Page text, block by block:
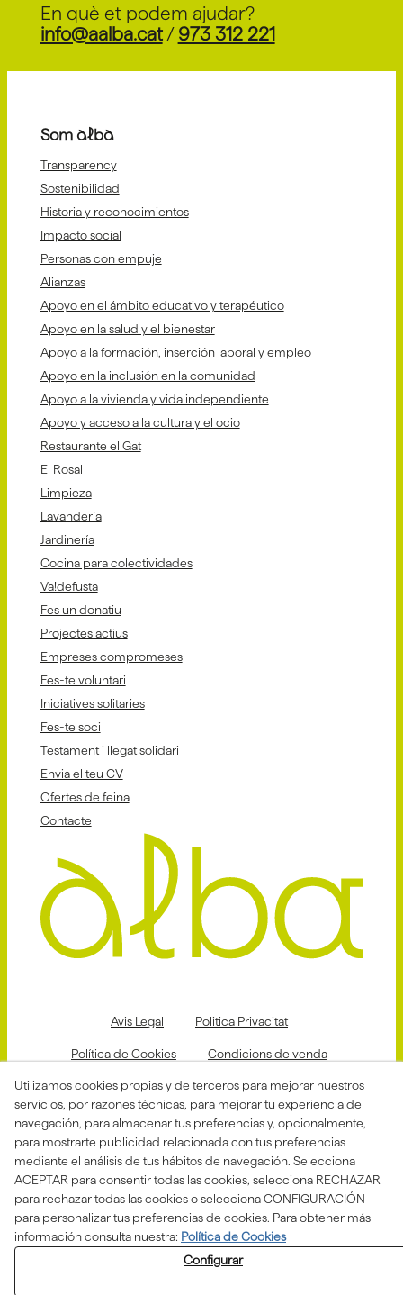
En què et podem ajudar?
info@aalba.cat/ 973 312 221
Som alba
Transparency
Sostenibilidad
Historia y reconocimientos
Impacto social
Personas con empuje
Alianzas
Apoyo en el ámbito educativo y terapéutico
Apoyo en la salud y el bienestar
Apoyo a la formación, inserción laboral y empleo
Apoyo en la inclusión en la comunidad
Apoyo a la vivienda y vida independiente
Apoyo y acceso a la cultura y el ocio
Restaurante el Gat
El Rosal
Limpieza
Lavandería
Jardinería
Cocina para colectividades
Va!defusta
Fes un donatiu
Projectes actius
Empreses compromeses
Fes-te voluntari
Iniciatives solitaries
Fes-te soci
Testament i llegat solidari
Envia el teu CV
Ofertes de feina
Contacte
Avis Legal Politica Privacitat
Política de Cookies Condicions de venda
Declaració d'accessibilitat
Canal de denuncias
Aquesta actuació està impulsada i subvencionada pel
Departament d'Empresa i Treball i finançada pel Fons
Social Europeu com a part de la resposta de la Unió
Europea a la pandèmia de COVID-19.
Utilizamos cookies propias y de terceros para mejorar nuestros
servicios, por razones técnicas, para mejorar tu experiencia de
navegación, para almacenar tus preferencias y, opcionalmente,
para mostrarte publicidad relacionada con tus preferencias
mediante el análisis de tus hábitos de navegación. Selecciona
ACEPTAR para consentir todas las cookies, selecciona RECHAZAR
para rechazar todas las cookies o selecciona CONFIGURACIÓN
para personalizar tus preferencias de cookies. Para obtener más
información consulta nuestra: Política de Cookies
Configurar